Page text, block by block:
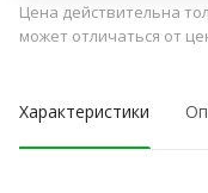
Цена действительна
может отличаться от
Характеристики